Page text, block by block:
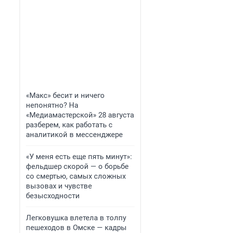
«Макс» бесит и ничего
непонятно? На
«Медиамастерской» 28 августа
разберем, как работать с
аналитикой в мессенджере
«У меня есть еще пять минут»:
фельдшер скорой — о борьбе
со смертью, самых сложных
вызовах и чувстве
безысходности
Легковушка влетела в толпу
пешеходов в Омске — кадры